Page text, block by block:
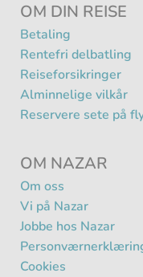
OM DIN REISE
Betaling
Rentefri delbatling
Reiseforsikringer
Alminnelige vilkår
Reservere sete på
OM NAZAR
Om oss
Vi på Nazar
Jobbe hos Nazar
Cookies